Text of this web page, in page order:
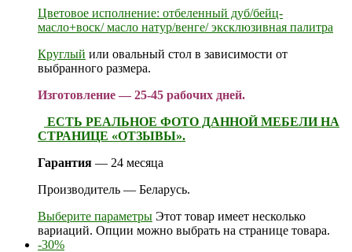
Цветовое исполнение: отбеленный дуб/бейц-
масло+воск/ масло натур/венге/ эксклюзивная палитра
Круглый или овальный стол в зависимости от
выбранного размера.
Изготовление — 25-45 рабочих дней.
ЕСТЬ РЕАЛЬНОЕ ФОТО ДАННОЙ МЕБЕЛИ НА
СТРАНИЦЕ «ОТЗЫВЫ».
Гарантия — 24 месяца
Производитель — Беларусь.
Выберите параметры Этот товар имеет несколько
вариаций. Опции можно выбрать на странице товара.
-30%